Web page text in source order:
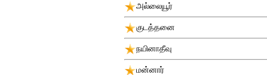
அல்லையூர்
குடத்தனை
நயினாதீவு
மன்னார்